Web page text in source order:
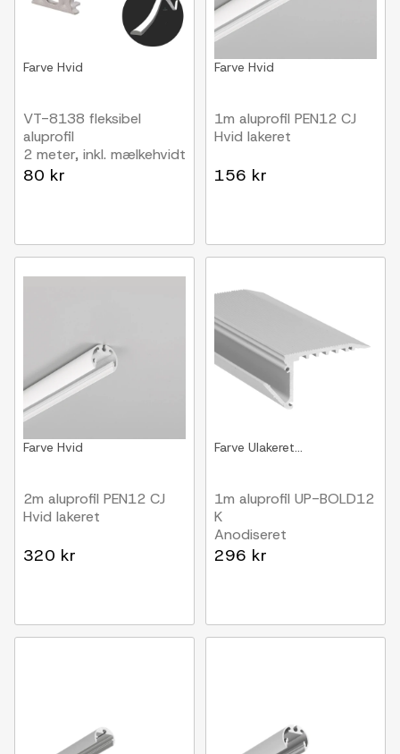
Farve Hvid
VT-8138 fleksibel
aluprofil
2 meter, inkl. mælkehvidt
cover og endestykker
80 kr
Farve Hvid
1m aluprofil PEN12 CJ
Hvid lakeret
156 kr
Farve Hvid
2m aluprofil PEN12 CJ
Hvid lakeret
320 kr
Farve Ulakeret...
1m aluprofil UP-BOLD12
K
Anodiseret
296 kr